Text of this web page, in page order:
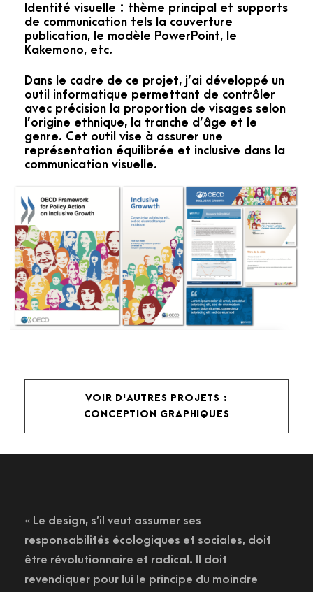
Identité visuelle : thème principal et supports
de communication tels la couverture
publication, le modèle PowerPoint, le
Kakemono, etc.
Dans le cadre de ce projet, j’ai développé un
outil informatique permettant de contrôler
avec précision la proportion de visages selon
l’origine ethnique, la tranche d’âge et le
genre. Cet outil vise à assurer une
représentation équilibrée et inclusive dans la
communication visuelle.
VOIR D'AUTRES PROJETS :
CONCEPTION GRAPHIQUES
« Le design, s’il veut assumer ses
responsabilités écologiques et sociales, doit
être révolutionnaire et radical. Il doit
revendiquer pour lui le principe du moindre